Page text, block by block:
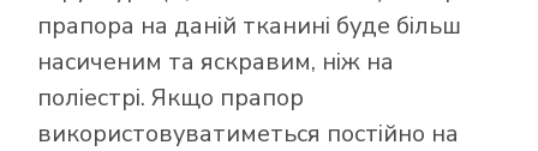
прапора на даній тканині буде більш
насиченим та яскравим, ніж на
поліестрі. Якщо прапор
використовуватиметься постійно на